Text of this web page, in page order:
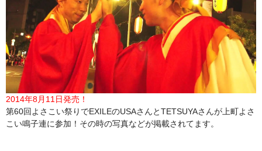
2014年8月11日発売！
第60回よさこい祭りでEXILEのUSAさんとTETSUYAさんが上町よさ
こい鳴子連に参加！その時の写真などが掲載されてます。